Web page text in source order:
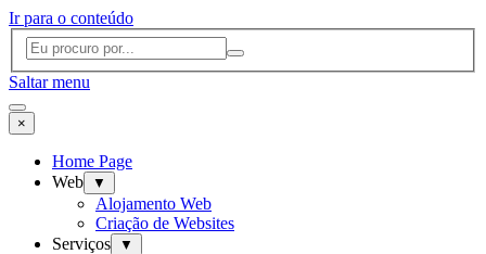
Ir para o conteúdo
Saltar menu
×
Home Page
Web
▼
Alojamento Web
Criação de Websites
Serviços
▼